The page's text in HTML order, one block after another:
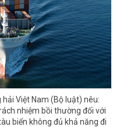
Việt Nam (Bộ luật) nêu:
nhiệm bồi thường đối với
biển không đủ khả năng đi